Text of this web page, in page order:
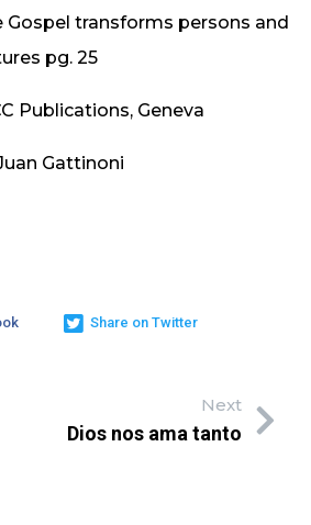
Gospel transforms persons and
pg. 25
Publications, Geneva
Gattinoni
Share on Twitter
Next
Dios nos ama tanto